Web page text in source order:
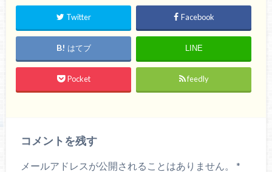
Twitter Facebook
はてブ LINE
Pocket feedly
コメントを残す
メールアドレスが公開されることはありません。
*